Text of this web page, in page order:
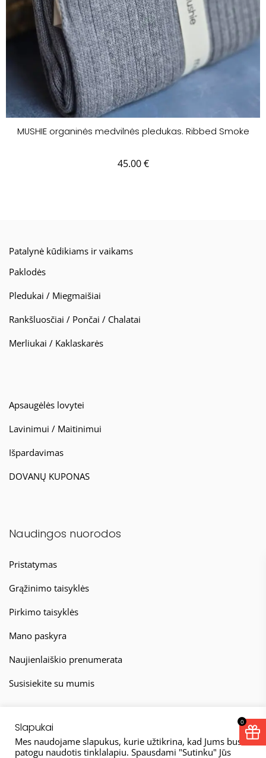
MUSHIE organinės medvilnės pledukas. Ribbed Smoke
45.00€
Patalynė kūdikiams ir vaikams
Paklodės
Pledukai / Miegmaišiai
Rankšluosčiai / Pončai / Chalatai
Merliukai / Kaklaskarės
Apsaugėlės lovytei
Lavinimui / Maitinimui
Išpardavimas
DOVANŲ KUPONAS
Naudingos nuorodos
Pristatymas
Grąžinimo taisyklės
Pirkimo taisyklės
Mano paskyra
Naujienlaiškio prenumerata
Susisiekite su mumis
Slapukai
Mes naudojame slapukus, kurie užtikrina, kad Jums bus
patogu naudotis tinklalapiu. Spausdami "Sutinku" Jūs
0